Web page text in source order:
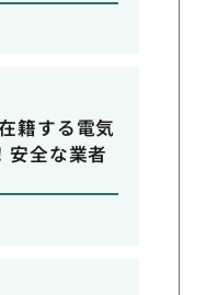
籍する電気
安全な業者